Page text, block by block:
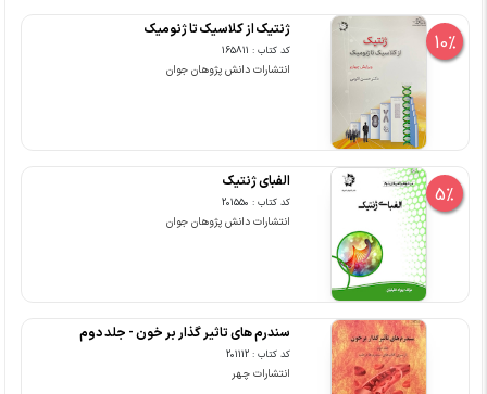
10%
ژنتیک از کلاسیک تا ژنومیک
کد کتاب : 165811
انتشارات دانش پژوهان جوان
5%
الفبای ژنتیک
کد کتاب : 201550
انتشارات دانش پژوهان جوان
سندرم های تاثیر گذار بر خون - جلد دوم
کد کتاب : 201112
انتشارات چهر